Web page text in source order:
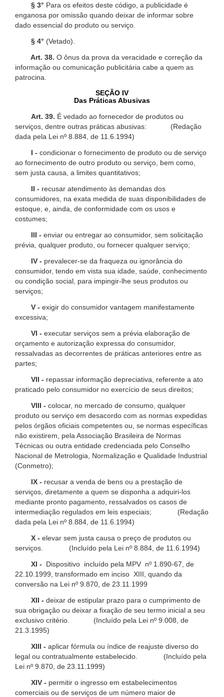
§ 3° Para os efeitos deste código, a publicidade é
enganosa por omissão quando deixar de informar sobre
dado essencial do produto ou serviço.
§ 4° (Vetado).
Art. 38. O ônus da prova da veracidade e correção da
informação ou comunicação publicitária cabe a quem as
patrocina.
SEÇÃO IV
Das Práticas Abusivas
Art. 39. É vedado ao fornecedor de produtos ou
serviços, dentre outras práticas abusivas: (Redação
dada pela Lei nº 8.884, de 11.6.1994)
I - condicionar o fornecimento de produto ou de serviço
ao fornecimento de outro produto ou serviço, bem como,
sem justa causa, a limites quantitativos;
II - recusar atendimento às demandas dos
consumidores, na exata medida de suas disponibilidades de
estoque, e, ainda, de conformidade com os usos e
costumes;
III - enviar ou entregar ao consumidor, sem solicitação
prévia, qualquer produto, ou fornecer qualquer serviço;
IV - prevalecer-se da fraqueza ou ignorância do
consumidor, tendo em vista sua idade, saúde, conhecimento
ou condição social, para impingir-lhe seus produtos ou
serviços;
V - exigir do consumidor vantagem manifestamente
excessiva;
VI - executar serviços sem a prévia elaboração de
orçamento e autorização expressa do consumidor,
ressalvadas as decorrentes de práticas anteriores entre as
partes;
VII - repassar informação depreciativa, referente a ato
praticado pelo consumidor no exercício de seus direitos;
VIII - colocar, no mercado de consumo, qualquer
produto ou serviço em desacordo com as normas expedidas
pelos órgãos oficiais competentes ou, se normas específicas
não existirem, pela Associação Brasileira de Normas
Técnicas ou outra entidade credenciada pelo Conselho
Nacional de Metrologia, Normalização e Qualidade Industrial
(Conmetro);
IX - recusar a venda de bens ou a prestação de
serviços, diretamente a quem se disponha a adquiri-los
mediante pronto pagamento, ressalvados os casos de
intermediação regulados em leis especiais; (Redação
dada pela Lei nº 8.884, de 11.6.1994)
X - elevar sem justa causa o preço de produtos ou
serviços. (Incluído pela Lei nº 8.884, de 11.6.1994)
XI -
Dispositivo incluído pela MPV nº 1.890-67, de
22.10.1999, transformado em inciso XIII, quando da
conversão na Lei nº 9.870, de 23.11.1999
XII - deixar de estipular prazo para o cumprimento de
sua obrigação ou deixar a fixação de seu termo inicial a seu
exclusivo critério. (Incluído pela Lei nº 9.008, de
21.3.1995)
XIII - aplicar fórmula ou índice de reajuste diverso do
legal ou contratualmente estabelecido. (Incluído pela
Lei nº 9.870, de 23.11.1999)
XIV - permitir o ingresso em estabelecimentos
comerciais ou de serviços de um número maior de